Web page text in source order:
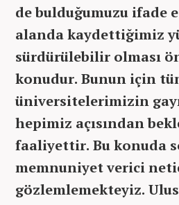
de bulduğumuzu ifade
alanda kaydettiğimiz
sürdürülebilir olması
konudur. Bunun için
üniversitelerimizin
hepimiz açısından
faaliyettir. Bu konuda
memnuniyet verici
gözlemlemekteyiz.